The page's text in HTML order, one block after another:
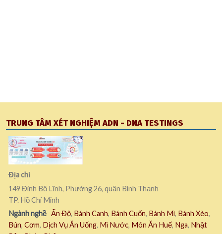
TRUNG TÂM XÉT NGHIỆM ADN - DNA TESTINGS
Địa chỉ
149 Đinh Bộ Lĩnh, Phường 26, quận Bình Thạnh
TP. Hồ Chí Minh
Ngành nghề Ấn Độ, Bánh Canh, Bánh Cuốn, Bánh Mì, Bánh Xèo,
Bún, Cơm, Dịch Vụ Ăn Uống, Mì Nước, Món Ăn Huế, Nga, Nhật